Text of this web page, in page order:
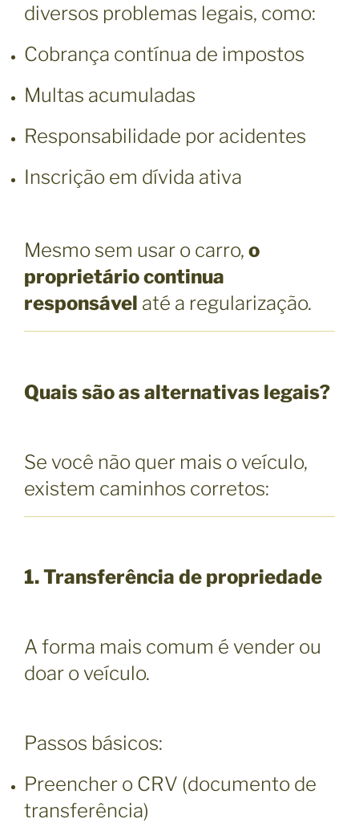
diversos problemas legais, como:
Cobrança contínua de impostos
Multas acumuladas
Responsabilidade por acidentes
Inscrição em dívida ativa
Mesmo sem usar o carro, o
proprietário continua
responsável até a regularização.
Quais são as alternativas legais?
Se você não quer mais o veículo,
existem caminhos corretos:
1. Transferência de propriedade
A forma mais comum é vender ou
doar o veículo.
Passos básicos:
Preencher o CRV (documento de
transferência)